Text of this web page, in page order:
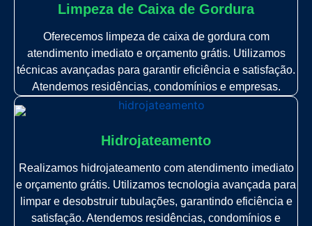
Limpeza de Caixa de Gordura
Oferecemos limpeza de caixa de gordura com
atendimento imediato e orçamento grátis. Utilizamos
técnicas avançadas para garantir eficiência e satisfação.
Atendemos residências, condomínios e empresas.
Hidrojateamento
Realizamos hidrojateamento com atendimento imediato
e orçamento grátis. Utilizamos tecnologia avançada para
limpar e desobstruir tubulações, garantindo eficiência e
satisfação. Atendemos residências, condomínios e